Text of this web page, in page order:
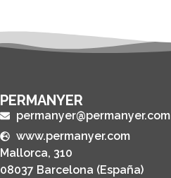
PERMANYER
permanyer@permanyer.com
www.permanyer.com
Mallorca, 310
08037 Barcelona (España)